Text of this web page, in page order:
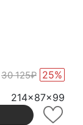
30 125₽ 25%
214x87x99